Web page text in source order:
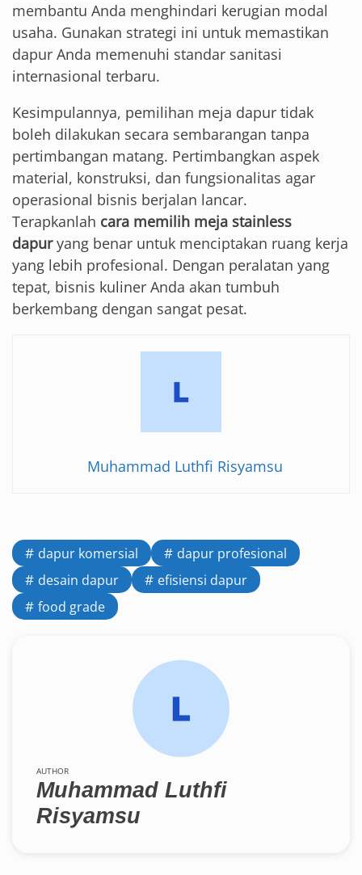
membantu Anda menghindari kerugian modal
usaha. Gunakan strategi ini untuk memastikan
dapur Anda memenuhi standar sanitasi
internasional terbaru.
Kesimpulannya, pemilihan meja dapur tidak
boleh dilakukan secara sembarangan tanpa
pertimbangan matang. Pertimbangkan aspek
material, konstruksi, dan fungsionalitas agar
operasional bisnis berjalan lancar.
Terapkanlah cara memilih meja stainless
dapuryang benar untuk menciptakan ruang kerja
yang lebih profesional. Dengan peralatan yang
tepat, bisnis kuliner Anda akan tumbuh
berkembang dengan sangat pesat.
Muhammad Luthfi Risyamsu
dapur komersial
dapur profesional
desain dapur
efisiensi dapur
food grade
AUTHOR
Muhammad Luthfi
Risyamsu